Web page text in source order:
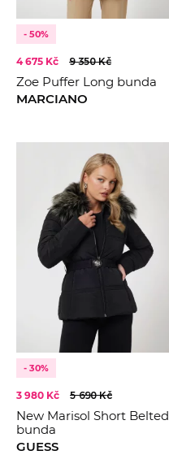
- 50%
4 675 Kč 9 350 Kč
Zoe Puffer Long bunda
MARCIANO
- 30%
3 980 Kč 5 690 Kč
New Marisol Short Belted
bunda
GUESS